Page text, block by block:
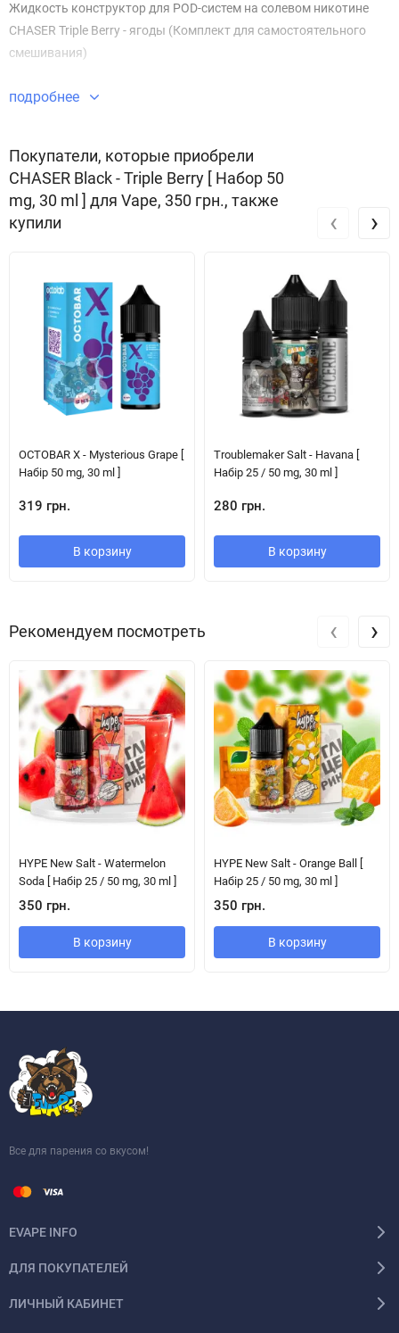
Жидкость конструктор для POD-систем на солевом никотине
CHASER Triple Berry - ягоды (Комплект для самостоятельного
смешивания)
подробнее
Покупатели, которые приобрели
CHASER Black - Triple Berry [ Набор 50
mg, 30 ml ] для Vape, 350 грн., также
купили
OCTOBAR X - Mysterious Grape [
Набір 50 mg, 30 ml ]
319 грн.
В корзину
Troublemaker Salt - Havana [
Набір 25 / 50 mg, 30 ml ]
280 грн.
В корзину
‹ ›
Рекомендуем посмотреть
HYPE New Salt - Watermelon
Soda [ Набір 25 / 50 mg, 30 ml ]
350 грн.
В корзину
HYPE New Salt - Orange Ball [
Набір 25 / 50 mg, 30 ml ]
350 грн.
В корзину
‹ ›
Все для парения со вкусом!
EVAPE INFO
ДЛЯ ПОКУПАТЕЛЕЙ
ЛИЧНЫЙ КАБИНЕТ